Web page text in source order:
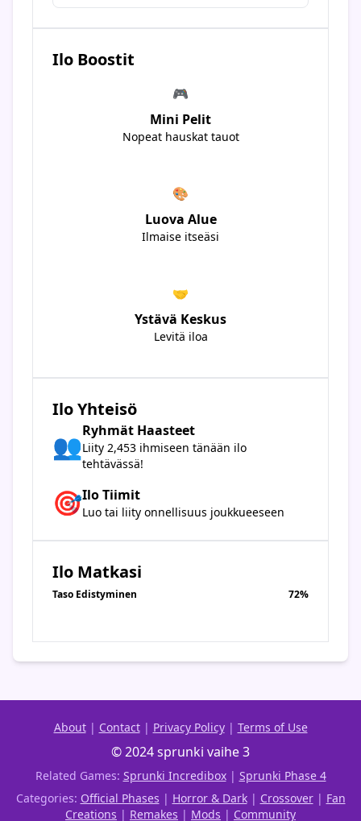
Ilo Boostit
🎮
Mini Pelit
Nopeat hauskat tauot
🎨
Luova Alue
Ilmaise itseäsi
🤝
Ystävä Keskus
Levitä iloa
Ilo Yhteisö
👥Ryhmät Haasteet
Liity 2,453 ihmiseen tänään ilo
tehtävässä!
🎯Ilo Tiimit
Luo tai liity onnellisuus joukkueeseen
Ilo Matkasi
Taso Edistyminen 72%
About| Contact| Privacy Policy| Terms of Use
© 2024 sprunki vaihe 3
Related Games: Sprunki Incredibox| Sprunki Phase 4
Categories: Official Phases | Horror & Dark| Crossover| Fan
Creations | Remakes | Mods | Community